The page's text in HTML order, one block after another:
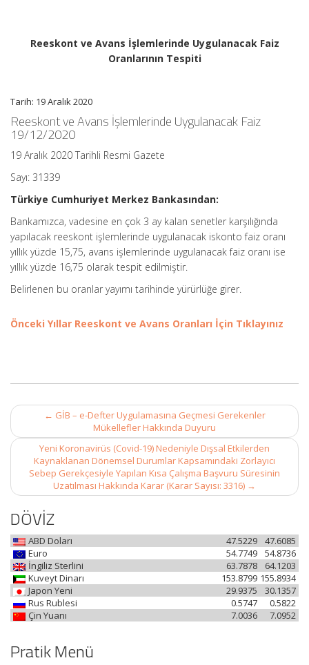
Reeskont ve Avans İşlemlerinde Uygulanacak Faiz
Oranlarının Tespiti
Tarih: 19 Aralık 2020
Reeskont ve Avans İşlemlerinde Uygulanacak Faiz
19/12/2020
19 Aralık 2020 Tarihli Resmi Gazete
Sayı: 31339
Türkiye Cumhuriyet Merkez Bankasından:
Bankamızca, vadesine en çok 3 ay kalan senetler karşılığında
yapılacak reeskont işlemlerinde uygulanacak iskonto faiz oranı
yıllık yüzde 15,75, avans işlemlerinde uygulanacak faiz oranı ise
yıllık yüzde 16,75 olarak tespit edilmiştir.
Belirlenen bu oranlar yayımı tarihinde yürürlüğe girer.
Önceki Yıllar Reeskont ve Avans Oranları İçin Tıklayınız
Post
navigation
← GİB – e-Defter Uygulamasına Geçmesi Gerekenler
Mükellefler Hakkında Duyuru
Yeni Koronavirüs (Covid-19) Nedeniyle Dışsal Etkilerden
Kaynaklanan Dönemsel Durumlar Kapsamındaki Zorlayıcı
Sebep Gerekçesiyle Yapılan Kısa Çalışma Başvuru Süresinin
Uzatılması Hakkında Karar (Karar Sayısı: 3316) →
DÖVİZ
ABD Doları 47.6085
47.5229
Euro
54.8736
54.7749
İngiliz Sterlini
64.1203
63.7878
Kuveyt Dinarı
155.8934
153.8799
Japon Yeni
30.1357
29.9375
Rus Rublesi
0.5822
0.5747
Çin Yuanı
7.0952
7.0036
Pratik Menü